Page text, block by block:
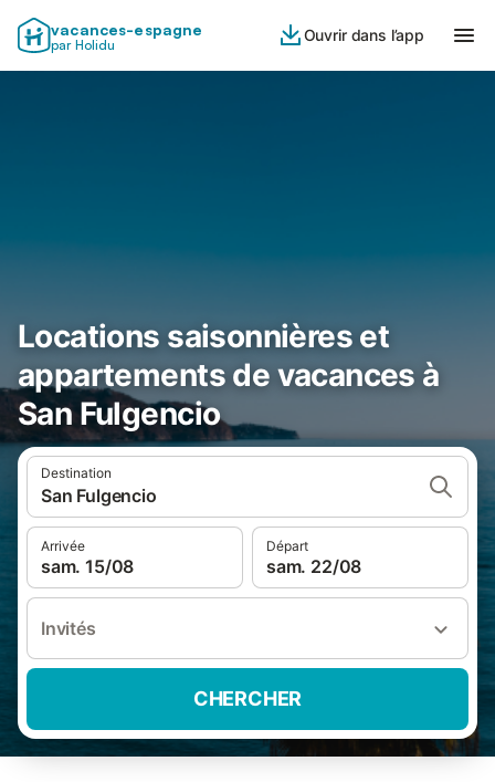
vacances-espagne
par Holidu
Ouvrir dans l’app
Locations saisonnières et
appartements de vacances à
San Fulgencio
Destination
San Fulgencio
Arrivée
sam. 15/08
Départ
sam. 22/08
Invités
CHERCHER